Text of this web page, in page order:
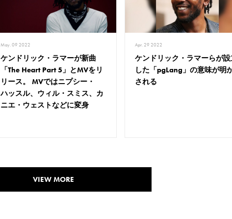
May. 09 2022
ケンドリック・ラマーが新曲
「The Heart Part 5」とMVをリ
リース。 MVではニプシー・
ハッスル、ウィル・スミス、カ
ニエ・ウェストなどに変身
Apr. 29 2022
ケンドリック・ラマーらが
した「pgLang」の意味が明
される
VIEW MORE